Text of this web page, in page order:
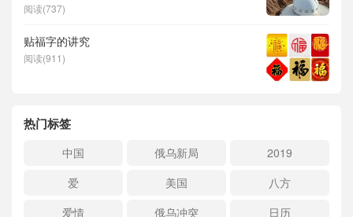
阅读(737)
贴福字的讲究
阅读(911)
热门标签
中国 俄乌新局
2019
爱
美国
八方
爱情
俄乌冲突 日历